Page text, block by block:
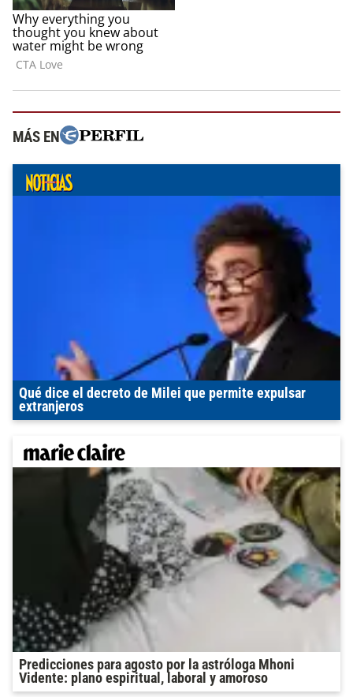
MÁS EN
Qué dice el decreto de Milei que permite expulsar
extranjeros
Predicciones para agosto por la astróloga Mhoni
Vidente: plano espiritual, laboral y amoroso